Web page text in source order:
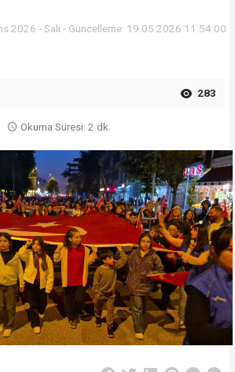
2026 - Salı - Güncelleme: 19.05.2026 11:54:00
283
Okuma Süresi: 2 dk.